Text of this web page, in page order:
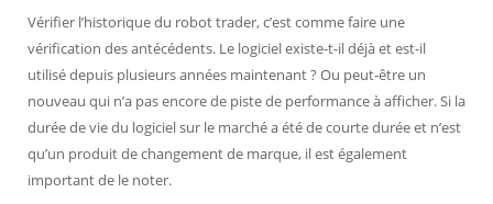
Vérifier l’historique du robot trader, c’est comme faire une
vérification des antécédents. Le logiciel existe-t-il déjà et est-il
utilisé depuis plusieurs années maintenant ? Ou peut-être un
nouveau qui n’a pas encore de piste de performance à afficher. Si la
durée de vie du logiciel sur le marché a été de courte durée et n’est
qu’un produit de changement de marque, il est également
important de le noter.